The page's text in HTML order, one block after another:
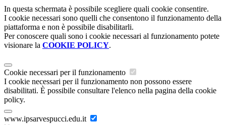
In questa schermata è possibile scegliere quali cookie consentire.
I cookie necessari sono quelli che consentono il funzionamento della
piattaforma e non è possibile disabilitarli.
Per conoscere quali sono i cookie necessari al funzionamento potete
visionare la COOKIE POLICY.
Cookie necessari per il funzionamento
I cookie necessari per il funzionamento non possono essere
disabilitati. È possibile consultare l'elenco nella pagina della cookie
policy.
www.ipsarvespucci.edu.it